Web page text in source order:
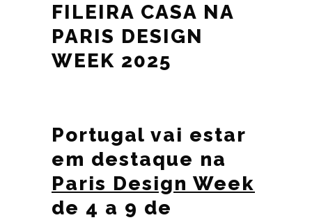
FILEIRA CASA NA
PARIS DESIGN
WEEK 2025
Portugal vai estar
em destaque na
Paris Design Week
de 4 a 9 de